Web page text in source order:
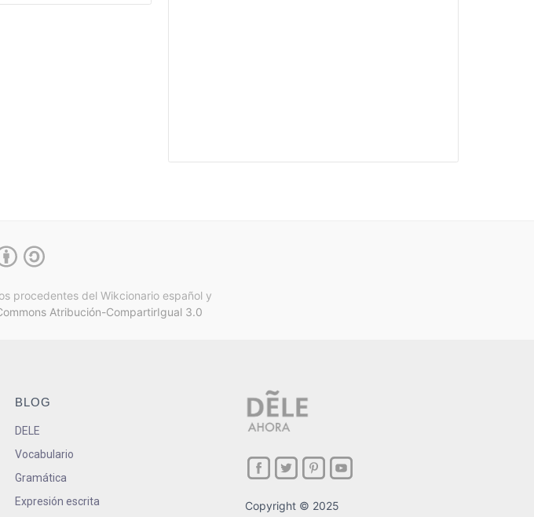
procedentes del Wikcionario español y
Atribución-CompartirIgual 3.0
BLOG
DELE
Vocabulario
Gramática
Expresión escrita
Copyright © 2025